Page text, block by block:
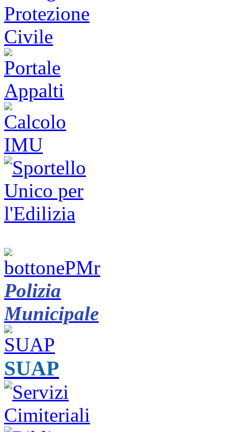
Polizia
Municipale
SUAP